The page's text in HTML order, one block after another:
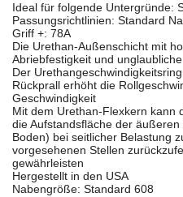
Ideal für folgende Untergründe:
Passungsrichtlinien: Standard
Griff +: 78A
Die Urethan-Außenschicht mit
Abriebfestigkeit und
Der
Rückprall erhöht die
Geschwindigkeit
Mit dem Urethan-Flexkern kann
die Aufstandsfläche der
Boden) bei seitlicher Belastung
vorgesehenen Stellen
gewährleisten
Hergestellt in den USA
Nabengröße: Standard 608